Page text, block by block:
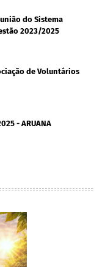
do Sistema
2023/2025
de Voluntários
- ARUANA